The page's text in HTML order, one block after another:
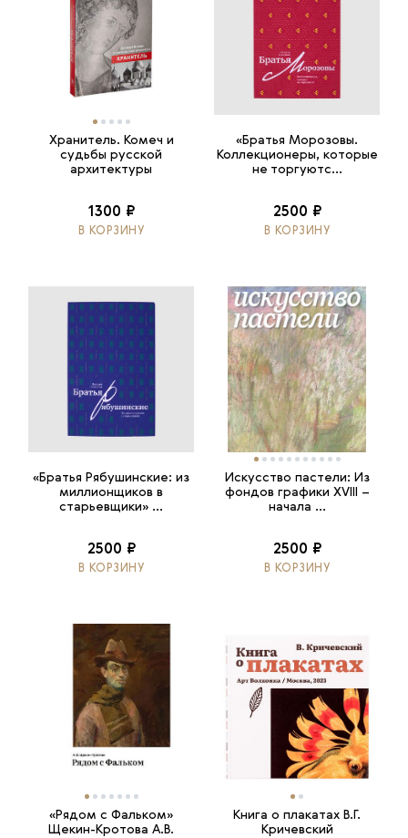
Хранитель. Комеч и
судьбы русской
архитектуры
1300 ₽
В КОРЗИНУ
«Братья Морозовы.
Коллекционеры, которые
не торгуютс...
2500 ₽
В КОРЗИНУ
«Братья Рябушинские: из
миллионщиков в
старьевщики» ...
2500 ₽
В КОРЗИНУ
Искусство пастели: Из
фондов графики XVIII –
начала ...
2500 ₽
В КОРЗИНУ
«Рядом с Фальком»
Щекин-Кротова А.В.
Книга о плакатах В.Г.
Кричевский